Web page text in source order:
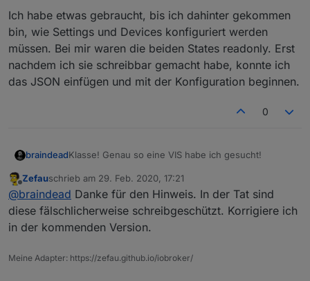
Visualisierung zusammenzustellen. Wer besonders
spezifische Anforderungen hat, sollte (weiterhin)
ioBroker.vis verwendet.
Mehr Informationen
Mehr Informationen - insbesondere zur Konfiguration -
gibt es im Wiki .
Gestalte mit und stimme ab
Bitte stimmt für eure gewünschten Feature Requests ab:
favorisierten Feature Requests abzustimmen:
Jeder Emoticon zählt gleich. Bitte stimmt nicht für alle /
zu viele Feature Requests ab, sonst gibt es am Ende
hier:Übersicht der Feature Requests nach Stimmen
Ich habe etwas gebraucht, bis ich dahinter gekommen
bin, wie Settings und Devices konfiguriert werden
müssen. Bei mir waren die beiden States readonly. Erst
nachdem ich sie schreibbar gemacht habe, konnte ich
das JSON einfügen und mit der Konfiguration beginnen.
0
braindeadKlasse! Genau so eine VIS habe ich gesucht!
Ich habe etwas gebraucht, bis ich dahinter
gekommen bin, wie Settings und Devices
konfiguriert werden müssen. Bei mir waren die
beiden States readonly. Erst nachdem ich sie
schreibbar gemacht habe, konnte ich das JSON
Offline
Zefauschrieb am 29. Feb. 2020, 17:21
zuletzt editiert von
@braindead Danke für den Hinweis. In der Tat sind
diese fälschlicherweise schreibgeschützt. Korrigiere ich
in der kommenden Version.
Meine Adapter: https://zefau.github.io/iobroker/